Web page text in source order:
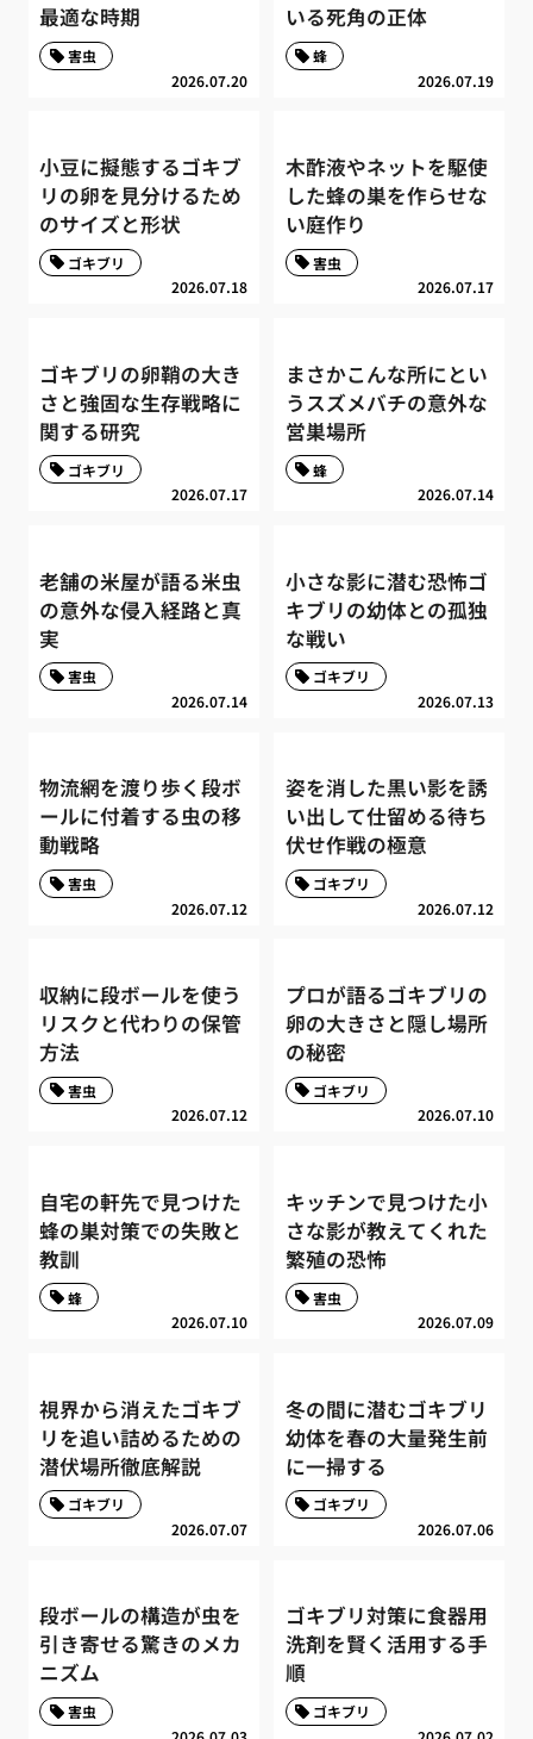
最適な時期
2026.07.20
害虫
いる死角の正体
2026.07.19
蜂
小豆に擬態するゴキブ
リの卵を見分けるため
のサイズと形状
2026.07.18
ゴキブリ
木酢液やネットを駆使
した蜂の巣を作らせな
い庭作り
2026.07.17
害虫
ゴキブリの卵鞘の大き
さと強固な生存戦略に
関する研究
2026.07.17
ゴキブリ
まさかこんな所にとい
うスズメバチの意外な
営巣場所
2026.07.14
蜂
老舗の米屋が語る米虫
の意外な侵入経路と真
実
2026.07.14
害虫
小さな影に潜む恐怖ゴ
キブリの幼体との孤独
な戦い
2026.07.13
ゴキブリ
物流網を渡り歩く段ボ
ールに付着する虫の移
動戦略
2026.07.12
害虫
姿を消した黒い影を誘
い出して仕留める待ち
伏せ作戦の極意
2026.07.12
ゴキブリ
収納に段ボールを使う
リスクと代わりの保管
方法
2026.07.12
害虫
プロが語るゴキブリの
卵の大きさと隠し場所
の秘密
2026.07.10
ゴキブリ
自宅の軒先で見つけた
蜂の巣対策での失敗と
教訓
2026.07.10
蜂
キッチンで見つけた小
さな影が教えてくれた
繁殖の恐怖
2026.07.09
害虫
視界から消えたゴキブ
リを追い詰めるための
潜伏場所徹底解説
2026.07.07
ゴキブリ
冬の間に潜むゴキブリ
幼体を春の大量発生前
に一掃する
2026.07.06
ゴキブリ
段ボールの構造が虫を
引き寄せる驚きのメカ
ニズム
害虫
ゴキブリ対策に食器用
洗剤を賢く活用する手
順
ゴキブリ